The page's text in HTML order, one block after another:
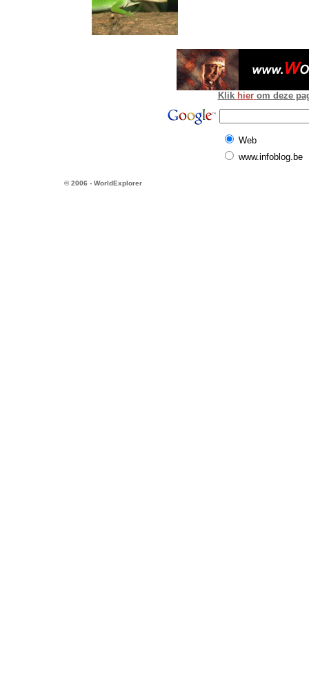
Klik hier om deze
Web
www.infoblog.be
© 2006 - WorldExplorer